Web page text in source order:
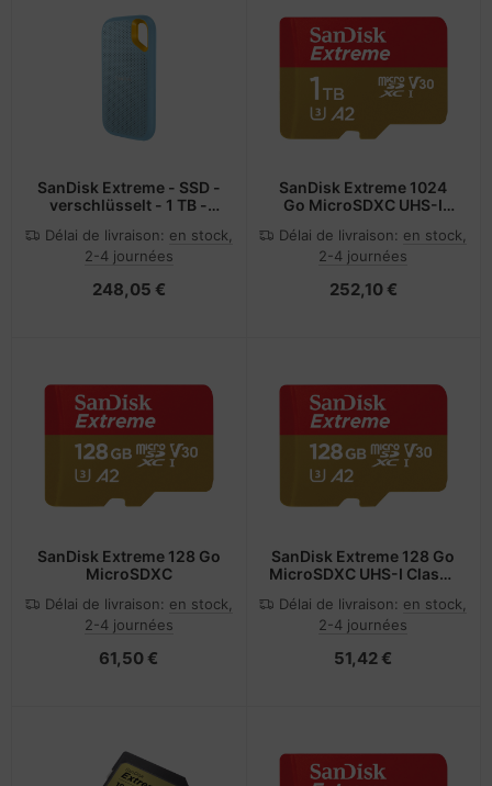
SanDisk Extreme - SSD -
verschlüsselt - 1 TB -
Délai de livraison: en stock,
2-4 journées
248,05 €
SanDisk Extreme 1024
Go MicroSDXC UHS-I
Délai de livraison: en stock,
2-4 journées
252,10 €
SanDisk Extreme 128 Go
MicroSDXC
Délai de livraison: en stock,
2-4 journées
61,50 €
SanDisk Extreme 128 Go
MicroSDXC UHS-I Classe
Délai de livraison: en stock,
2-4 journées
51,42 €